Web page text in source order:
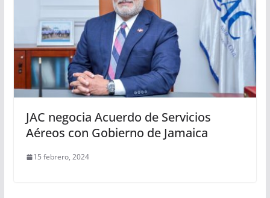
JAC negocia Acuerdo de Servicios
Aéreos con Gobierno de Jamaica
15 febrero, 2024